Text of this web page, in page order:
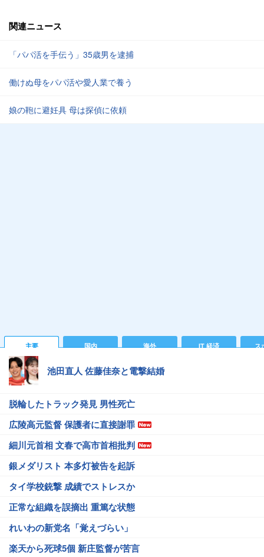
関連ニュース
「パパ活を手伝う」35歳男を逮捕
働けぬ母をパパ活や愛人業で養う
娘の鞄に避妊具 母は探偵に依頼
主要 国内 海外 IT 経済 ス
池田直人 佐藤佳奈と電撃結婚
脱輪したトラック発見 男性死亡
広陵高元監督 保護者に直接謝罪
細川元首相 文春で高市首相批判
銀メダリスト 本多灯被告を起訴
タイ学校銃撃 成績でストレスか
正常な組織を誤摘出 重篤な状態
れいわの新党名「覚えづらい」
楽天から死球5個 新庄監督が苦言